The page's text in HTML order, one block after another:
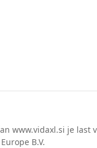
www.vidaxl.si je last
Europe B.V.